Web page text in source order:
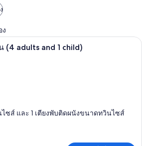
ง
อพาร์ทเมนท์, 2 ห้องนอน (4 adults
(4 adults and 1 child)
นไซส์ และ 1 เตียงพับติดผนังขนาดทวินไซส์